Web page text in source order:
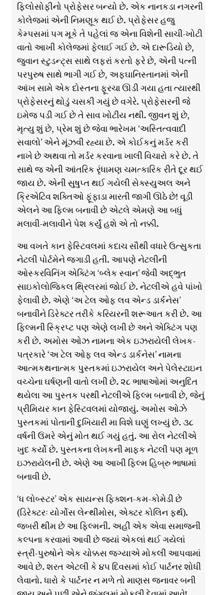
ફિલોસોફીનો પ્રોફેસર બન્યો છે. એક નાનકડા નગરની
કોલેજમાં એની નિમણૂક થઈ છે. પ્રોફેસર હજુ
કેમ્પસમાં પગ મૂકે તે પહેલાં જ એના વિશેની સાચી-ખોટી
વાતો આખી કોલેજમાં ફેલાઈ ગઈ છે. એ દારૂડિયો છે,
જુવાન સ્ટુડન્ટ્સ સાથે લફરાં કરતો ફરે છે, એની પત્ની
પરપુરુષ સાથે ભાગી ગઈ છે, અફઘાનિસ્તાનમાં એની
આંખ સામે એક દોસ્તના ફૂરચા ઊડી ગયા હતા ત્યારથી
પ્રોફેસરનું થોડું ચસકી ગયું છે વગેરે. પ્રોફેસરની જે
ઇમેજ પડી ગઈ છે તે સાવ ખોટીય નથી. જીવન શું છે,
મૃત્યુ શું છે, પ્રેમ શું છે જેવા ભારેખમ ‘અસ્તિત્વવાદી
સવાલો’ એને મૂંઝવી રહ્યા છે. એ કોઈકનું મર્ડર કરી
નાખે છે અથવા તો મર્ડર કરવાના ખાલી વિચારો કરે છે. તે
સાથે જ એની આંતરિક રૃંધામણ ચમત્કારિક રીતે દૂર થઈ
જાય છે. એની સુષુપ્ત થઈ ગયેલી સેક્સ્યુઅલ અને
ક્રિએટિવ શક્તિઓ ફૂંફાડા મારતી જાગી ઊઠે છે! વૂડી
એલને આ ફિલ્મ બનાવી છે એટલે એમણે આ બધું
મલાવી-મલાવીને પેશ કર્યું હશે એ તો નક્કી.
આ વખતે કાન ફેસ્ટિવલમાં કદાચ સૌથી વધારે ઉત્સુકતા
નેટલી પોર્ટમેને જગાડી હતી. આપણે નેટલીની
ઓસ્કરવિનિંગ એક્ટિંગ ‘બ્લેક સ્વાન’ જેવી અદ્ભુત
સાઇકોલોજિકલ થ્રિલરમાં જોઈ છે. નેટલીએ હવે પાંખો
ફેલાવી છે. એણે ‘અ ટેલ ઓફ લવ એન્ડ ડાર્કનેસ’
બનાવીને ડિરેક્ટર તરીકે કરિયરની શરૂઆત કરી છે. આ
ફિલ્મની સ્ક્રિપ્ટ પણ એણે લખી છે અને એક્ટિંગ પણ
કરી છે. અમોસ ઓઝ નામના એક ઇઝરાયેલી લેખક-
પત્રકારે ‘અ ટેલ ઓફ લવ એન્ડ ડાર્કનેસ’ નામના
આત્મકથનાત્મક પુસ્તકમાં ઇઝરાયેલ અને પેલેસ્ટાઇન
વચ્ચેના ઘર્ષણની વાતો લખી છે. ૨૮ ભાષાઓમાં અનુદિત
થયેલા આ પુસ્તક પરથી નેટલીએ ફિલ્મ બનાવી છે, જેનું
પ્રીમિયર કાન ફેસ્ટિવલમાં યોજાયું. અમોસ ઓઝે
પુસ્તકમાં પોતાની દુખિયારી મા વિશે ઘણું લખ્યું છે. ૩૮
વર્ષની ઉંમરે એનું મોત થઈ ગયું હતું. આ રોલ નેટલીએ
ખુદ કર્યો છે. પુસ્તકના લેખકની માફક નેટલી પણ મૂળ
ઇઝરાયેલની છે. એણે આ આખી ફિલ્મ હિબ્રુ ભાષામાં
બનાવી છે.
‘ધ લોબ્સ્ટર’ એક સાયન્સ ફિક્શન-કમ-કોમેડી છે
(ડિરેક્ટરઃ યોર્ગોસ લેન્થીમોસ, એક્ટર કોલિન ફર્થ).
જબરી થીમ છે આ ફિલ્મની. અહીં એક એવા સમાજની
કલ્પના કરવામાં આવી છે જ્યાં એકલાં થઈ ગયેલાં
સ્ત્રી-પુરુષોને એક ચોક્કસ જગ્યાએ મોકલી આપવામાં
આવે છે. શરત એટલી કે ૪૫ દિવસમાં કોઈ પાર્ટનર શોધી
લેવાનો. ધારો કે પાર્ટનર ન મળે તો માણસ જનાવર બની